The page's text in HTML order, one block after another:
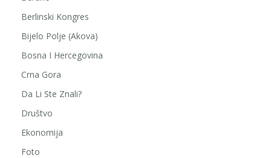
Berlinski Kongres
Bijelo Polje (Akova)
Bosna I Hercegovina
Crna Gora
Da Li Ste Znali?
Društvo
Ekonomija
Foto